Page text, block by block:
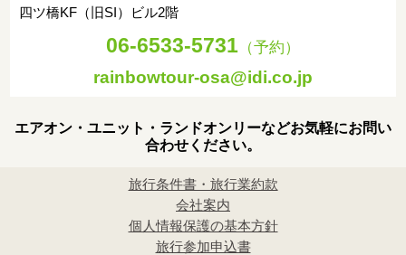
四ツ橋KF（旧SI）ビル2階
06-6533-5731 （予約）
rainbowtour-osa@idi.co.jp
エアオン・ユニット・ランドオンリーなどお気軽にお問い
合わせください。
旅行条件書・旅行業約款
会社案内
個人情報保護の基本方針
旅行参加申込書